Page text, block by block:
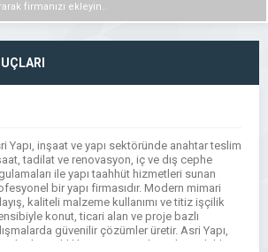
firmanızı ekleyin..
Yapı, inşaat ve yapı sektöründe anahtar teslim
tadilat ve renovasyon, iç ve dış cephe
ile yapı taahhüt hizmetleri sunan
bir yapı firmasıdır. Modern mimari
kaliteli malzeme kullanımı ve titiz işçilik
konut, ticari alan ve proje bazlı
güvenilir çözümler üretir. Asri Yapı,
dayanıklılık ve zamanında teslim odaklı